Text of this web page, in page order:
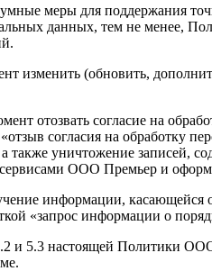
меры для поддержания
данных, тем не менее,
изменить (обновить,
отозвать согласие на
согласия на обработку
а также уничтожение
ООО Премьер и
информации,
«запрос информации о
5.3 настоящей Политики ООО